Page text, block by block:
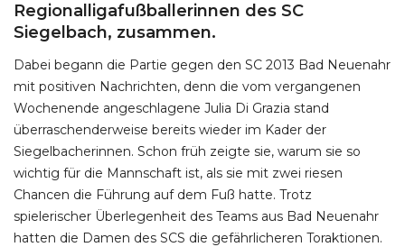
Regionalligafußballerinnen des SC
Siegelbach, zusammen.
Dabei begann die Partie gegen den SC 2013 Bad Neuenahr
mit positiven Nachrichten, denn die vom vergangenen
Wochenende angeschlagene Julia Di Grazia stand
überraschenderweise bereits wieder im Kader der
Siegelbacherinnen. Schon früh zeigte sie, warum sie so
wichtig für die Mannschaft ist, als sie mit zwei riesen
Chancen die Führung auf dem Fuß hatte. Trotz
spielerischer Überlegenheit des Teams aus Bad Neuenahr
hatten die Damen des SCS die gefährlicheren Toraktionen.